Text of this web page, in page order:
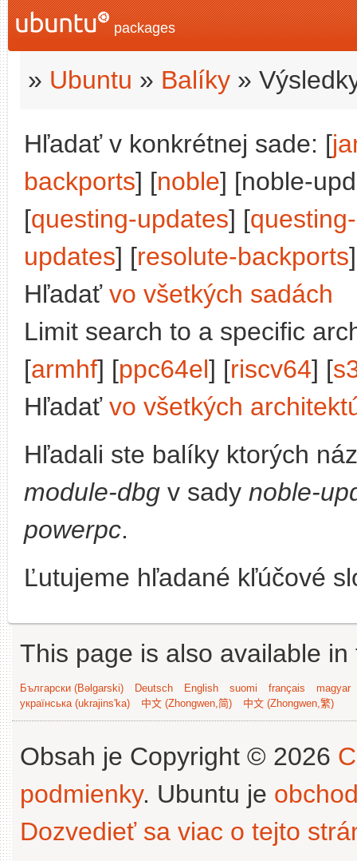
packages
» Ubuntu » Balíky »
Hľadať v konkrétnej sade: [
backports] [noble] [noble-
[questing-updates] [
updates] [resolute-backports
Hľadať vo všetkých sadách
Limit search to a specific
[armhf] [ppc64el] [riscv64] [
Hľadať vo všetkých
Hľadali ste balíky ktorých
module-dbg v sady noble-
powerpc.
Ľutujeme hľadané kľúčové
This page is also available
Български (Bəlgarski) Deutsch English suomi français
magyar
українська (ukrajins'ka)
中文 (Zhongwen,简) 中文 (Zhongwen,繁)
Obsah je Copyright © 2026
podmienky. Ubuntu je
Dozvedieť sa viac o tejto